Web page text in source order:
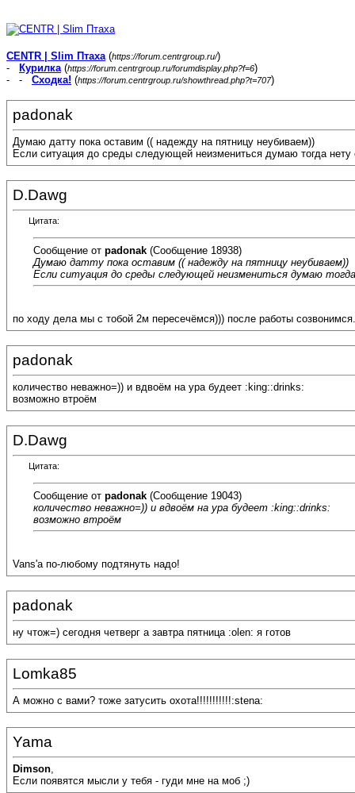
CENTR | Slim Птаха(https://forum.centrgroup.ru/)
-
Курилка(https://forum.centrgroup.ru/forumdisplay.php?f=6)
- - Сходка! (https://forum.centrgroup.ru/showthread.php?t=707)
padonak
Думаю датту пока оставим (( надежду на пятницу неубиваем))
Если ситуация до среды следующей неизмениться думаю тогда
D.Dawg
Цитата:
Сообщение от padonak (Сообщение 18938)
Думаю датту пока оставим (( надежду на пятницу неубиваем))
Если ситуация до среды следующей неизмениться думаю
по ходу дела мы с тобой 2м пересечёмся))) после работы
padonak
количество неважно=)) и вдвоём на ура будеет :king::drinks:
возможно втроём
D.Dawg
Цитата:
Сообщение от padonak (Сообщение 19043)
количество неважно=)) и вдвоём на ура будеет :king::drinks:
возможно втроём
Vans'а по-любому подтянуть надо!
padonak
ну чтож=) сегодня четверг а завтра пятница :olen: я готов
Lomka85
А можно с вами? тоже затусить охота!!!!!!!!!!!:stena:
Yama
Dimson,
Если появятся мысли у тебя - гуди мне на моб ;)